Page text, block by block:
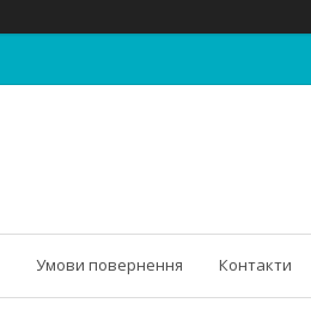
Умови повернення Контакти